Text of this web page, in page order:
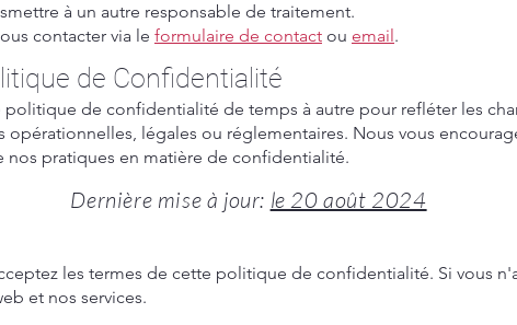
à un autre responsable de traitement.
contacter via le formulaire de contact ou email.
de Confidentialité
de confidentialité de temps à autre pour refléter les
opérationnelles, légales ou réglementaires. Nous vous
pratiques en matière de confidentialité.
Dernière mise à jour: le 20 août 2024
les termes de cette politique de confidentialité. Si vous
et nos services.